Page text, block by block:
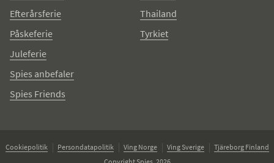
Efterårsferie
Påskeferie
Juleferie
Spies anbefaler
Spies Friends
Thailand
Tyrkiet
Cookiepolitik Persondatapolitik Ving Norge Ving Sverige
Tjäreborg Finland